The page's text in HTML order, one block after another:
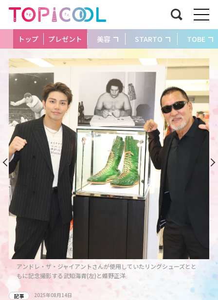
トップ プレゼント 美容 STARTO TOBE
アンドレ・ザ・ジャイアントさんが使用していたリングシューズとと
もに記念撮影する武知海青(左)と蝶野正洋
記事 2025年08月14日